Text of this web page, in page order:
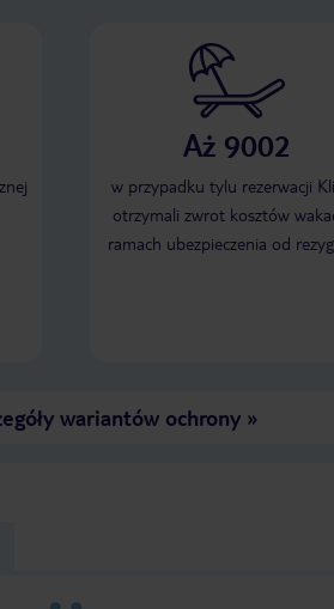
Aż 9002
w przypadku tylu rezerwacji
otrzymali zwrot kosztów
ramach ubezpieczenia od
wariantów ochrony»